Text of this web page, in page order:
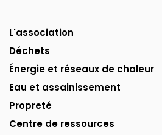
L'association
Déchets
Énergie et réseaux de chaleur
Eau et assainissement
Propreté
Centre de ressources